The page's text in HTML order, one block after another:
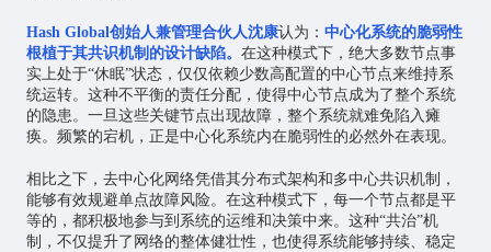
Hash Global创始人兼管理合伙人沈康认为： 中心化系统的脆弱性
根植于其共识机制的设计缺陷。 在这种模式下，绝大多数节点事
实上处于“休眠”状态，仅仅依赖少数高配置的中心节点来维持系
统运转。这种不平衡的责任分配，使得中心节点成为了整个系统
的隐患。一旦这些关键节点出现故障，整个系统就难免陷入瘫
痪。频繁的宕机，正是中心化系统内在脆弱性的必然外在表现。
相比之下，去中心化网络凭借其分布式架构和多中心共识机制，
能够有效规避单点故障风险。在这种模式下，每一个节点都是平
等的，都积极地参与到系统的运维和决策中来。这种“共治”机
制，不仅提升了网络的整体健壮性，也使得系统能够持续、稳定